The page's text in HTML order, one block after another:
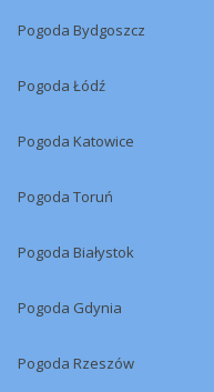
Pogoda Bydgoszcz
Pogoda Łódź
Pogoda Katowice
Pogoda Toruń
Pogoda Białystok
Pogoda Gdynia
Pogoda Rzeszów